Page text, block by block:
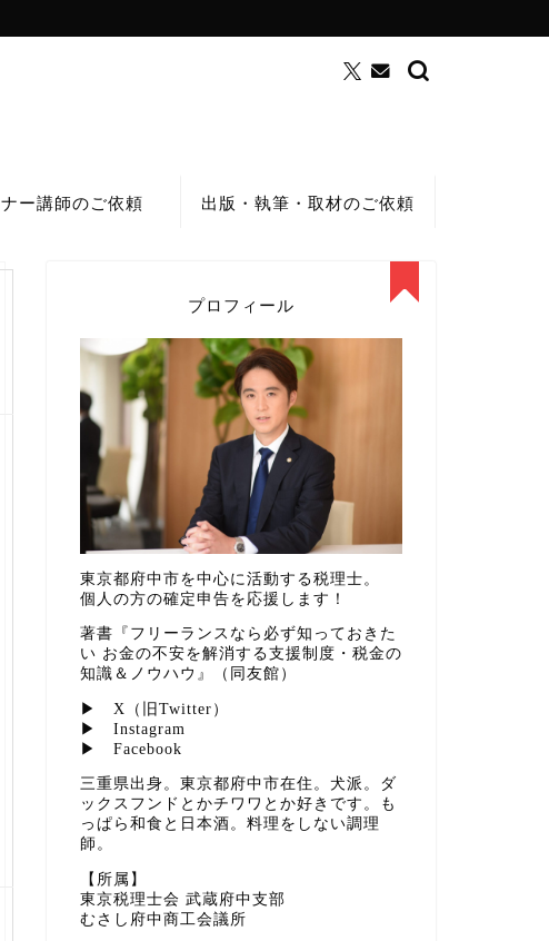
ー講師のご依頼 出版・執筆・取材のご依頼
プロフィール
東京都府中市を中心に活動する税理士。
個人の方の確定申告を応援します！
著書『フリーランスなら必ず知っておきた
い お金の不安を解消する支援制度・税金の
知識＆ノウハウ』（同友館）
▶ X（旧Twitter）
▶ Instagram
▶ Facebook
三重県出身。東京都府中市在住。犬派。ダ
ックスフンドとかチワワとか好きです。も
っぱら和食と日本酒。料理をしない調理
師。
【所属】
東京税理士会 武蔵府中支部
むさし府中商工会議所